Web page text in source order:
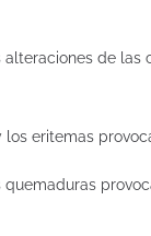
de
eritemas